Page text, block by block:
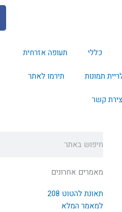
כללי תעופה אזרחית
תמונות תירמו לאתר
קשר
מאמרים אחרונים
תאונת להטוט 208
למאמר המלא